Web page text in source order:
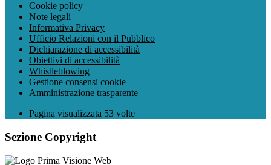
Cookie policy
Note legali
Informativa Privacy
Ufficio Relazioni con il Pubblico
Dichiarazione di accessibilità
Obiettivi di accessibilità
Whistleblowing
Gestione consensi cookie
Amministrazione trasparente
Pagina visualizzata 53 volte
Sezione Copyright